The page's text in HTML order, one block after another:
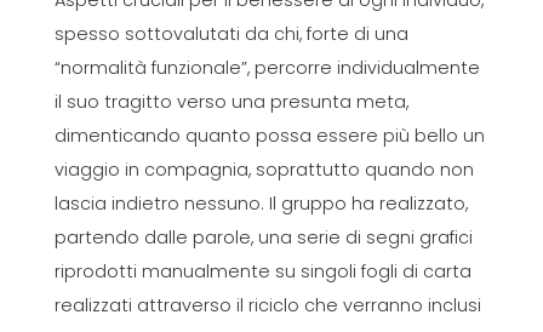
spesso sottovalutati da chi, forte di una
“normalità funzionale”, percorre individualmente
il suo tragitto verso una presunta meta,
dimenticando quanto possa essere più bello un
viaggio in compagnia, soprattutto quando non
lascia indietro nessuno. Il gruppo ha realizzato,
partendo dalle parole, una serie di segni grafici
riprodotti manualmente su singoli fogli di carta
realizzati attraverso il riciclo che verranno inclusi